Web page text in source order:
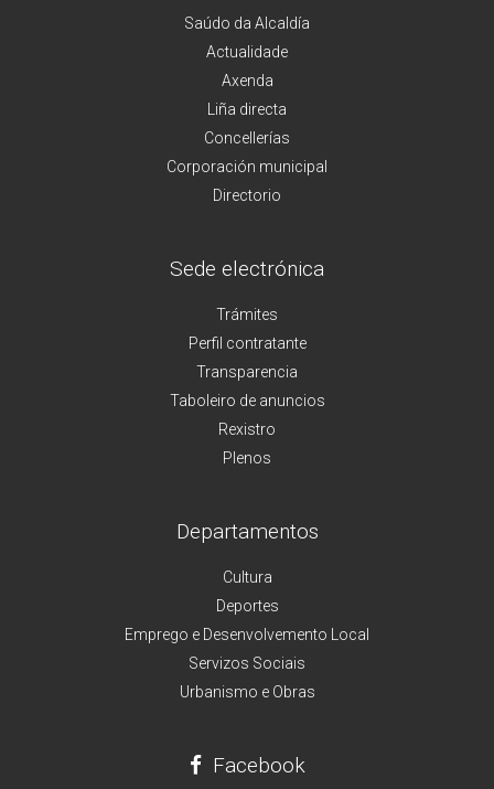
Saúdo da Alcaldía
Actualidade
Axenda
Liña directa
Concellerías
Corporación municipal
Directorio
Sede electrónica
Trámites
Perfil contratante
Transparencia
Taboleiro de anuncios
Rexistro
Plenos
Departamentos
Cultura
Deportes
Emprego e Desenvolvemento Local
Servizos Sociais
Urbanismo e Obras
Facebook